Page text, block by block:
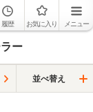
履歴 お気に入り メニュー
ー
並べ替え